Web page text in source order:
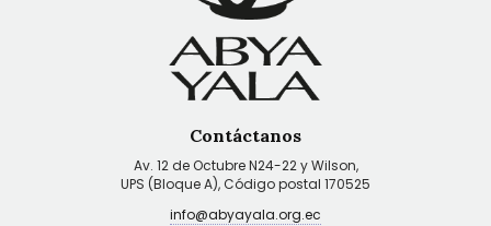
Contáctanos
Av. 12 de Octubre N24-22 y Wilson,
UPS (Bloque A), Código postal 170525
info@abyayala.org.ec